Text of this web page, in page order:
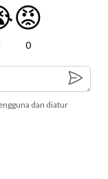
😡
0
dan diatur